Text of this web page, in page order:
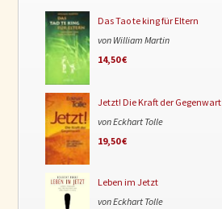
Das Tao te king für Eltern
von William Martin
14,50 €
Jetzt! Die Kraft der Gegenwart
von Eckhart Tolle
19,50 €
Leben im Jetzt
von Eckhart Tolle